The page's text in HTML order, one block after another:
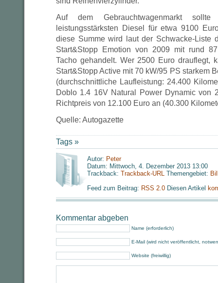
Auf dem Gebrauchtwagenmarkt
leistungsstärksten Diesel für etwa 9100
diese Summe wird laut der Schwacke-Liste
Start&Stopp Emotion von 2009 mit rund
Tacho gehandelt. Wer 2500 Euro drauflegt,
Start&Stopp Active mit 70 kW/95 PS starkem
(durchschnittliche Laufleistung: 24.400
Doblo 1.4 16V Natural Power Dynamic von
Richtpreis von 12.100 Euro an (40.300
Quelle: Autogazette
Tags »
Autor: Peter
Datum: Mittwoch, 4. Dezember 2013 13:00
Trackback: Trackback-URL Themengebiet:
Feed zum Beitrag: RSS 2.0 Diesen Artikel
Kommentar abgeben
Name (erforderlich)
E-Mail (wird nicht veröffentlicht,
Website (freiwillig)